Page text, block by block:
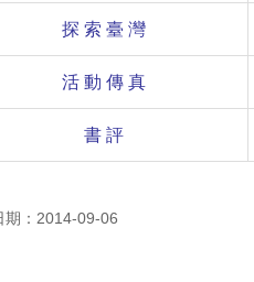
探 索 臺 灣
活 動 傳 真
書 評
期：2014-09-06